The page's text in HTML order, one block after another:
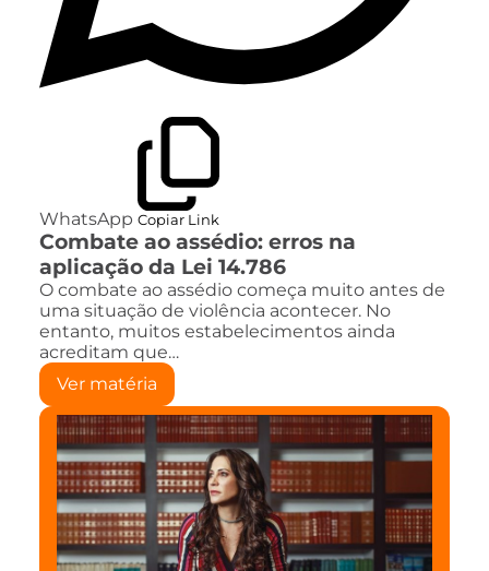
WhatsApp Copiar Link
Combate ao assédio: erros na
aplicação da Lei 14.786
O combate ao assédio começa muito antes de
uma situação de violência acontecer. No
entanto, muitos estabelecimentos ainda
acreditam que…
Ver matéria